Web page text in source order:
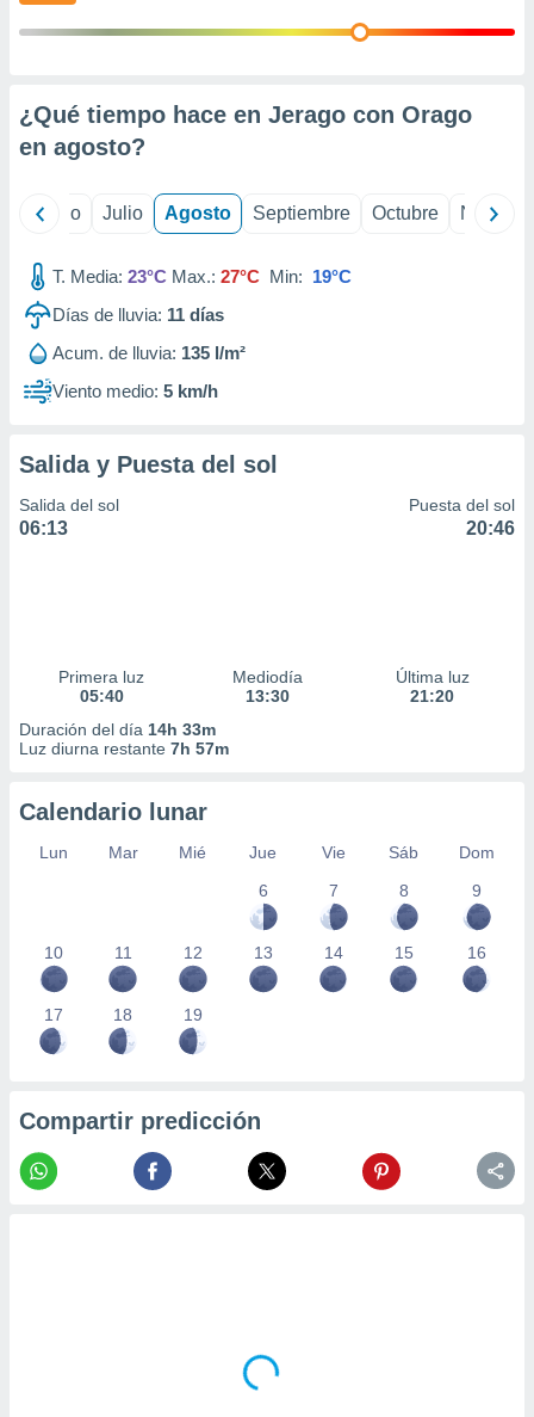
mediante
publicidad
publicidad
1199
¿Qué tiempo hace en Jerago con Orago
en agosto?
Junio Julio Agosto Septiembre Octubre
T. Media: 23°C Max.: 27°C Min: 19°C
Días de lluvia: 11 días
Acum. de lluvia: 135 l/m²
Viento medio: 5 km/h
Salida y Puesta del sol
Salida del sol
06:13
Puesta del sol
20:46
Primera luz
05:40
Mediodía
13:30
Última luz
21:20
Duración del día 14h 33m
Luz diurna restante 7h 57m
Calendario lunar
Lun Mar Mié Jue Vie Sáb
Dom
6
7 8 9
10 11 12 13 14 15 16
17 18 19
Compartir predicción